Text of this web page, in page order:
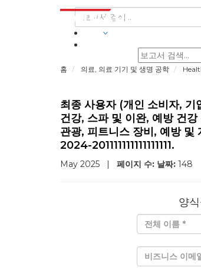
홈 의료, 의료 기기 및 생명 공학
최종 사용자 (개인 소비자,
건강, 스파 및 이완, 예방 건
관광, 피트니스 장비, 예방 및
2024-201111111111111111.
May 2025 | 페이지 수: 날짜: 148
양